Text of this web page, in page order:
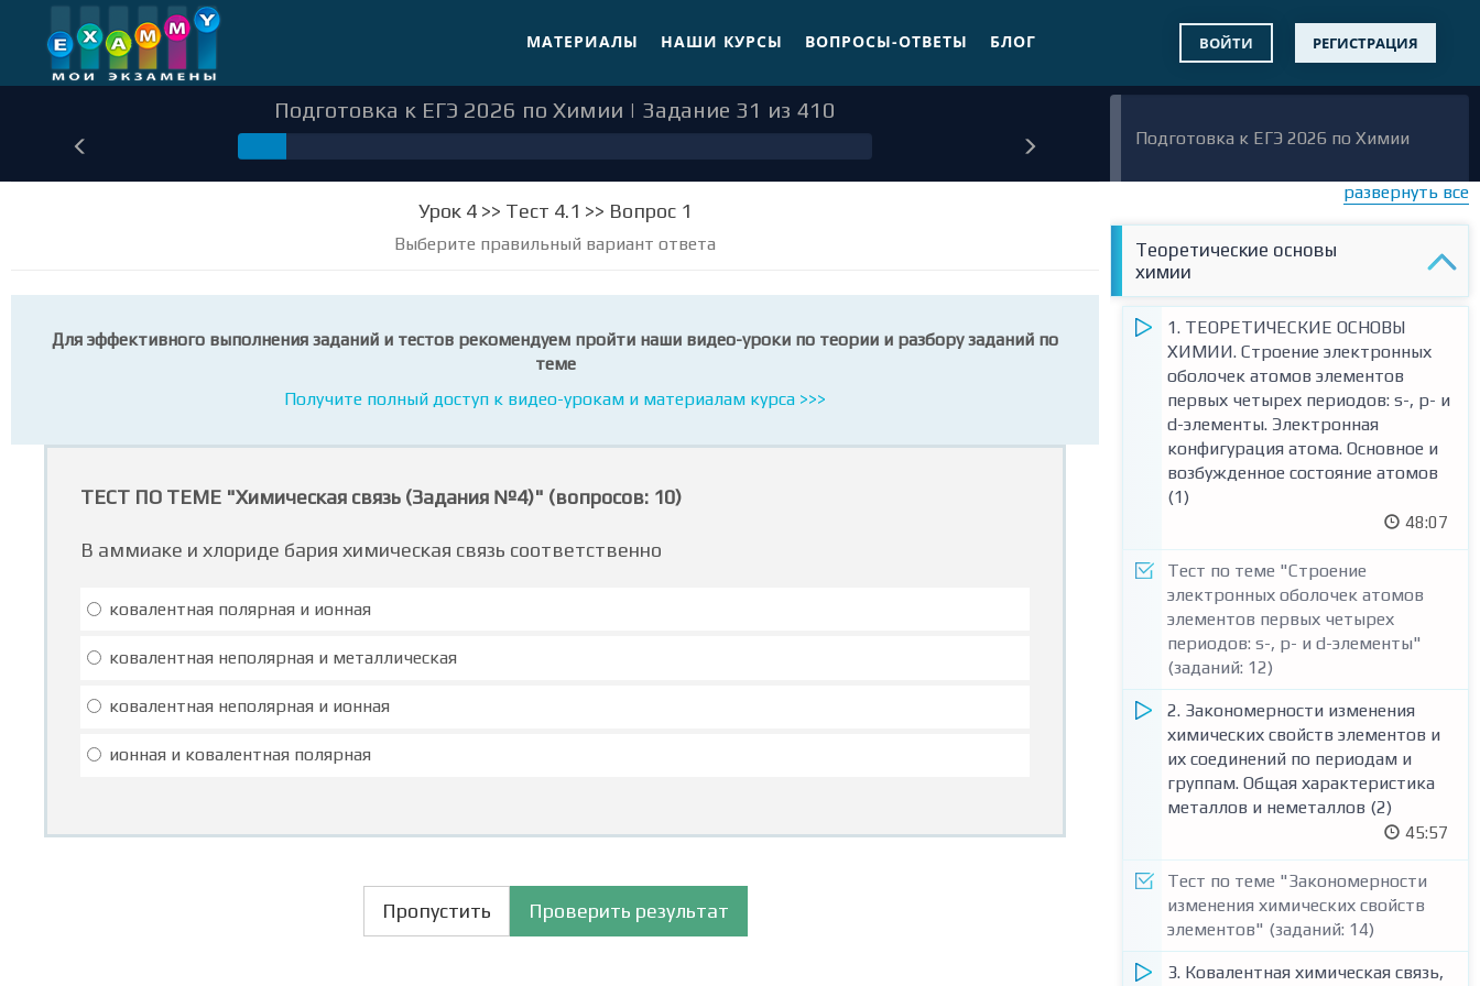
ВОЙТИ РЕГИСТРАЦИЯ
МАТЕРИАЛЫ НАШИ КУРСЫ ВОПРОСЫ-ОТВЕТЫ БЛОГ
Подготовка к ЕГЭ 2026 по Химии | Задание 31 из 410
Урок 4 >> Тест 4.1 >> Вопрос 1
Выберите правильный вариант ответа
Для эффективного выполнения заданий и тестов рекомендуем пройти наши видео-уроки по теории и разбору заданий по
теме
Получите полный доступ к видео-урокам и материалам курса >>>
ТЕСТ ПО ТЕМЕ "Химическая связь (Задания №4)" (вопросов: 10)
В аммиаке и хлориде бария химическая связь соответственно
ковалентная полярная и ионная
ковалентная неполярная и металлическая
ковалентная неполярная и ионная
ионная и ковалентная полярная
Пропустить Проверить результат
Подготовка к ЕГЭ 2026 по Химии
развернуть все
Теоретические основы
химии
1. ТЕОРЕТИЧЕСКИЕ ОСНОВЫ
ХИМИИ. Строение электронных
оболочек атомов элементов
первых четырех периодов: s-, p- и
d-элементы. Электронная
конфигурация атома. Основное и
возбужденное состояние атомов
(1)
48:07
Тест по теме "Строение
электронных оболочек атомов
элементов первых четырех
периодов: s-, p- и d-элементы"
(заданий: 12)
2. Закономерности изменения
химических свойств элементов и
их соединений по периодам и
группам. Общая характеристика
металлов и неметаллов (2)
45:57
Тест по теме "Закономерности
изменения химических свойств
элементов" (заданий: 14)
3. Ковалентная химическая связь,